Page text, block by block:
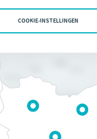
COOKIE-INSTELLINGEN